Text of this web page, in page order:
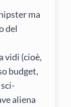
ma
del
vidi (cioè,
budget,
aliena